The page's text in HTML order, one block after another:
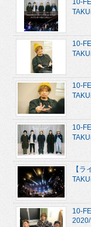
10-
10-
10-
【
10-
2020/